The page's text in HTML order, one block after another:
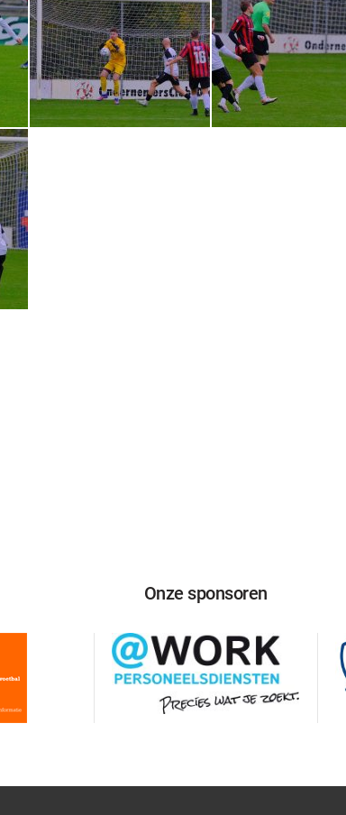
Onze sponsoren